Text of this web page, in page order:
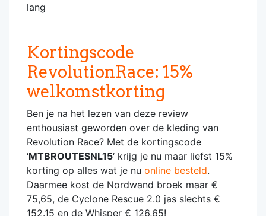
lang
Kortingscode
RevolutionRace: 15%
welkomstkorting
Ben je na het lezen van deze review
enthousiast geworden over de kleding van
Revolution Race? Met de kortingscode
‘MTBROUTESNL15‘ krijg je nu maar liefst 15%
korting op alles wat je nu online besteld.
Daarmee kost de Nordwand broek maar €
75,65, de Cyclone Rescue 2.0 jas slechts €
152.15 en de Whisper € 126,65!